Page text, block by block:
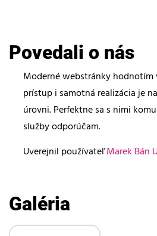
Povedali o nás
Moderné webstránky hodnotím
prístup i samotná realizácia je
úrovni. Perfektne sa s nimi
služby odporúčam.
Uverejnil používateľMarek Bán
Galéria